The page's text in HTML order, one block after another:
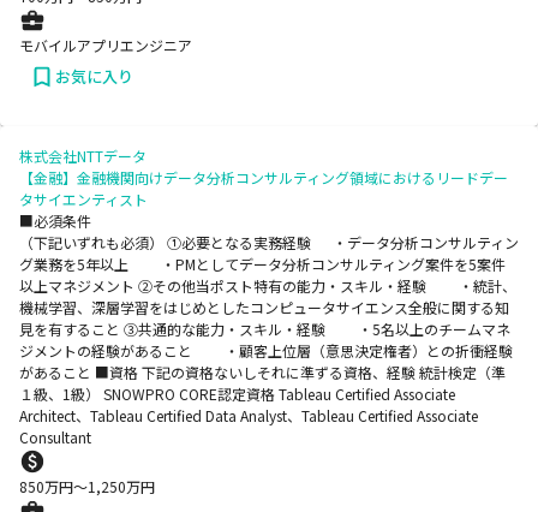
モバイルアプリエンジニア
お気に入り
株式会社NTTデータ
【金融】金融機関向けデータ分析コンサルティング領域におけるリードデー
タサイエンティスト
■必須条件
（下記いずれも必須） ①必要となる実務経験 ・データ分析コンサルティン
グ業務を5年以上 ・PMとしてデータ分析コンサルティング案件を5案件
以上マネジメント ②その他当ポスト特有の能力・スキル・経験 ・統計、
機械学習、深層学習をはじめとしたコンピュータサイエンス全般に関する知
見を有すること ③共通的な能力・スキル・経験 ・5名以上のチームマネ
ジメントの経験があること ・顧客上位層（意思決定権者）との折衝経験
があること ■資格 下記の資格ないしそれに準ずる資格、経験 統計検定（準
１級、1級） SNOWPRO CORE認定資格 Tableau Certified Associate
Architect、Tableau Certified Data Analyst、Tableau Certified Associate
Consultant
850万円〜1,250万円